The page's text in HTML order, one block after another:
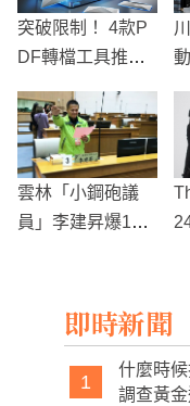
突破限制！ 4款P
DF轉檔工具推薦
點
雲林「小鋼砲議
員」李建昇爆13
即時新聞
1
什麼時
調查黃